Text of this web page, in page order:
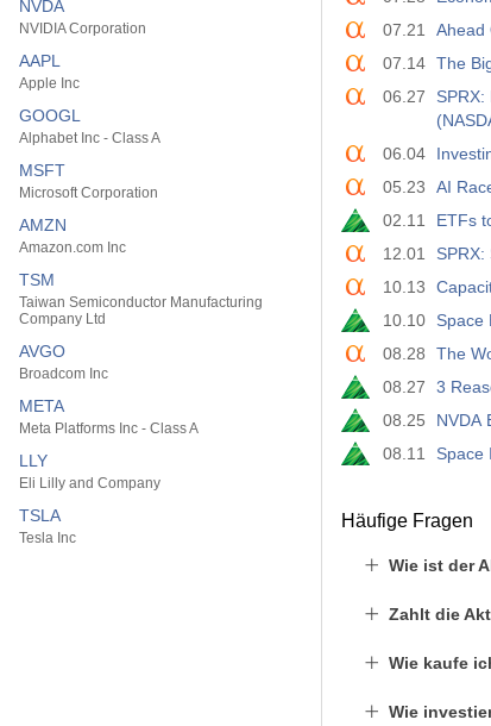
NVDA
NVIDIA Corporation
AAPL
Apple Inc
GOOGL
Alphabet Inc - Class A
MSFT
Microsoft Corporation
AMZN
Amazon.com Inc
TSM
Taiwan Semiconductor Manufacturing
Company Ltd
AVGO
Broadcom Inc
META
Meta Platforms Inc - Class A
LLY
Eli Lilly and Company
TSLA
Tesla Inc
07.21
Ahead
07.14 The
06.27
06.04
05.23
AI
02.11
ETFs
12.01
SPRX:
10.13
10.10
Space
08.28
The
08.27
3
08.25
NVDA
08.11
Space
Häufige Fragen
Wie ist der
Zahlt die
Wie kaufe
Wie